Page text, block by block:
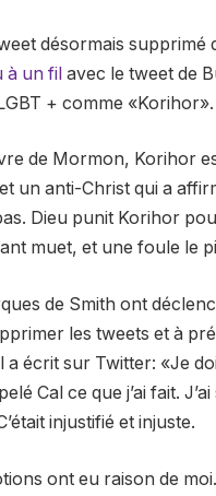
désormais supprimé
à un fil avec le tweet de
+ comme «Korihor».
de Mormon, Korihor
un anti-Christ qui a
Dieu punit Korihor
muet, et une foule le
de Smith ont
les tweets et à
a écrit sur Twitter: «Je
Cal ce que j’ai fait.
injustifié et injuste.
ont eu raison de